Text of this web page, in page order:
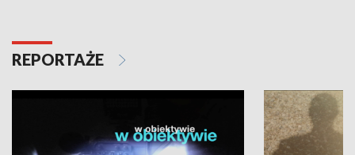
REPORTAŻE